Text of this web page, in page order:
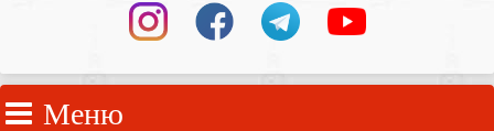
Меню